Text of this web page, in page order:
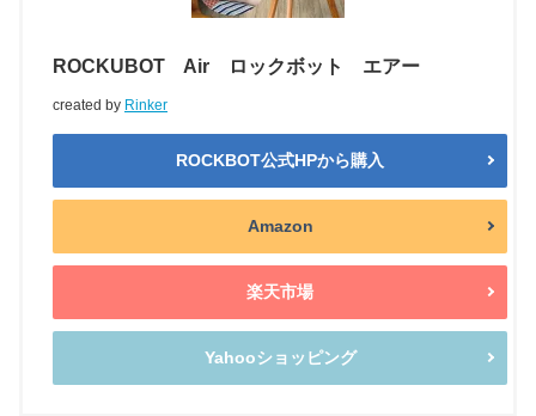
ROCKUBOT Air ロックボット エアー
created by Rinker
ROCKBOT公式HPから購入
Amazon
楽天市場
Yahooショッピング